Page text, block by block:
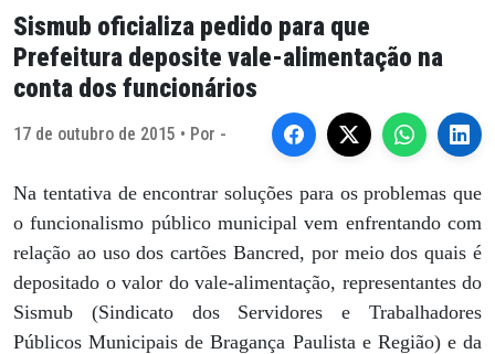
Sismub oficializa pedido para que
Prefeitura deposite vale-alimentação na
conta dos funcionários
17 de outubro de 2015 • Por -
Na tentativa de encontrar soluções para os problemas que
o funcionalismo público municipal vem enfrentando com
relação ao uso dos cartões Bancred, por meio dos quais é
depositado o valor do vale-alimentação, representantes do
Sismub (Sindicato dos Servidores e Trabalhadores
Públicos Municipais de Bragança Paulista e Região) e da